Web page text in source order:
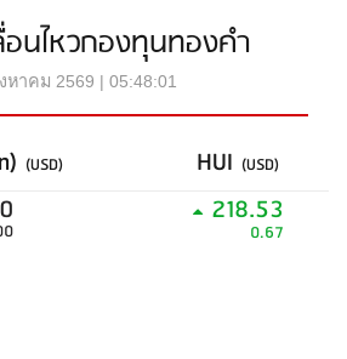
อนไหวกองทุนทองคำ
หาคม 2569 | 05:48:01
(USD) HUI (USD)
218.53
0.67